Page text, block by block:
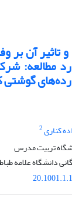
آن بر
مطالعه:
گوشتی
کناری2
تربیت مدرس
دانشگاه علامه